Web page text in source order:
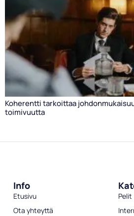
Koherentti tarkoittaa
toimivuutta
Info
Etusivu
Ota yhteyttä
Pelit